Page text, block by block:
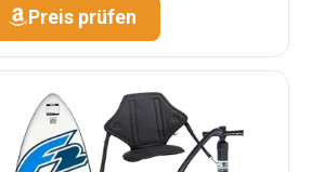
Preis prüfen